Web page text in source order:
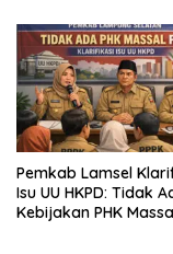
Pemkab Lamsel
Isu UU HKPD: Tidak
Kebijakan PHK